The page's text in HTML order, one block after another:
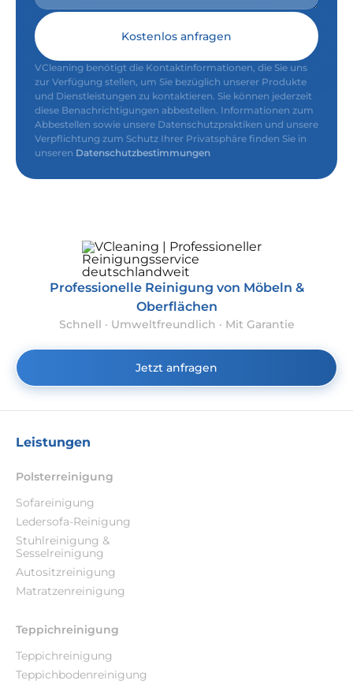
Kostenlos anfragen
VCleaning benötigt die Kontaktinformationen, die Sie uns
zur Verfügung stellen, um Sie bezüglich unserer Produkte
und Dienstleistungen zu kontaktieren. Sie können jederzeit
diese Benachrichtigungen abbestellen. Informationen zum
Abbestellen sowie unsere Datenschutzpraktiken und unsere
Verpflichtung zum Schutz Ihrer Privatsphäre finden Sie in
unseren Datenschutzbestimmungen
Professionelle Reinigung von Möbeln &
Oberflächen
Schnell · Umweltfreundlich · Mit Garantie
Jetzt anfragen
Leistungen
Polsterreinigung
Sofareinigung
Ledersofa-Reinigung
Stuhlreinigung &
Sesselreinigung
Autositzreinigung
Matratzenreinigung
Teppichreinigung
Teppichreinigung
Teppichbodenreinigung